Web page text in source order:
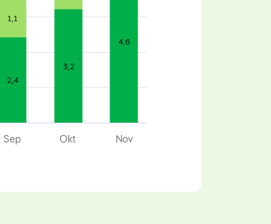
1,1
2,4
3,2
4,6
Sep Okt Nov